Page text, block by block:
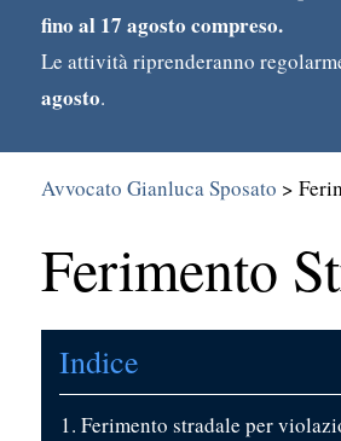
for:
fino al 17 agosto compreso.
Le attività riprenderanno
agosto.
Avvocato Gianluca Sposato >
Ferimento
Indice
Ferimento stradale per